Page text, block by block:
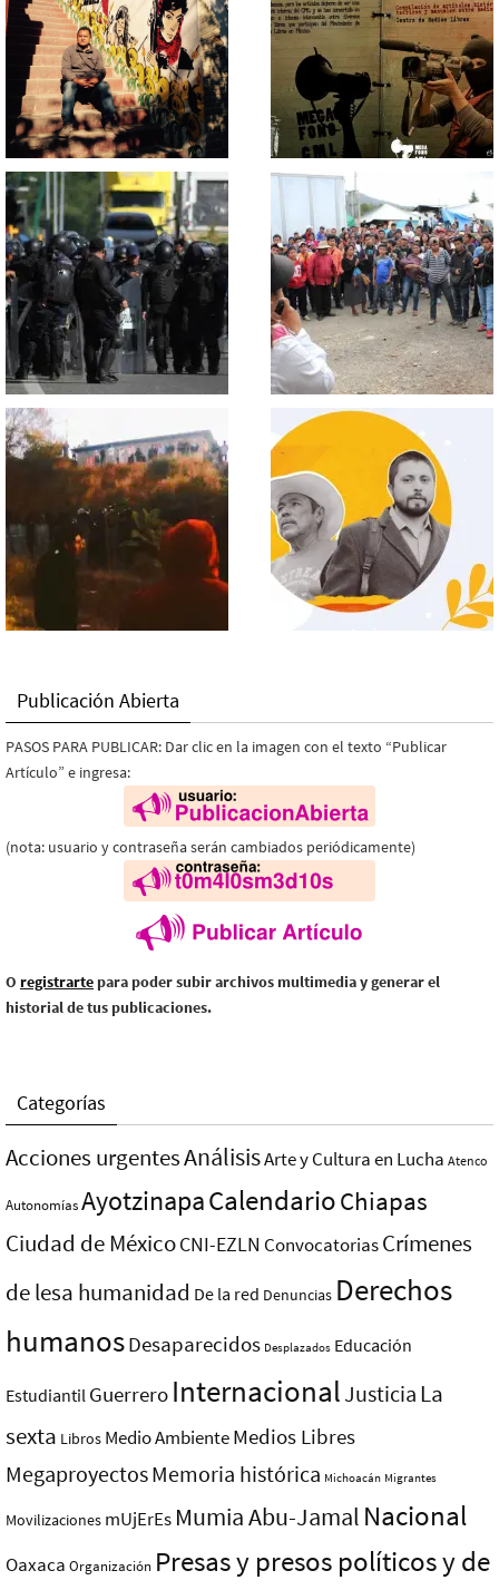
Publicación Abierta
PASOS PARA PUBLICAR: Dar clic en la imagen con el texto “Publicar
Artículo” e ingresa:
(nota: usuario y contraseña serán cambiados periódicamente)
O registrarte para poder subir archivos multimedia y generar el
historial de tus publicaciones.
Categorías
Acciones urgentesAnálisisArte y Cultura en Lucha Atenco
AutonomíasAyotzinapaCalendarioChiapas
Ciudad de MéxicoCNI-EZLN ConvocatoriasCrímenes
de lesa humanidad De la red Denuncias Derechos
humanosDesaparecidos Desplazados Educación
Estudiantil Guerrero InternacionalJusticia La
sexta Libros Medio AmbienteMedios Libres
MegaproyectosMemoria histórica Michoacán Migrantes
Movilizaciones mUjErEs Mumia Abu-Jamal Nacional
Oaxaca Organización Presas y presos polí­ticos y de